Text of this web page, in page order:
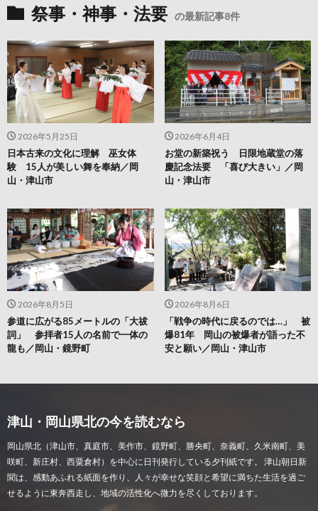
祭事・神事・法要 の最新記事8件
2026年8月6日
「戦争の時代に戻るのでは…」 被
爆81年 岡山の被爆者が語った不
安と願い／岡山・津山市
2026年8月5日
参道に広がる85メートルの「大祓
詞」 参拝者15人の名前で一体の
龍も／岡山・鏡野町
2026年6月4日
お堂の新築祝う 日限地蔵堂の落
慶記念法要 「喜び大きい」／岡
山・津山市
2026年5月25日
日本古来の文化に理解 巫女体
験 15人が美しい舞を奉納／岡
山・津山市
津山・岡山県北の今を読むなら
岡山県北（津山市、真庭市、美作市、鏡野町、勝央町、奈義町、久米南町、美
咲町、新庄村、西粟倉村）を中心に日刊発行している夕刊紙です。 津山朝日新
聞は、感動あふれる紙面を作り、人々が幸せな笑顔と希望に満ちた生活を過ご
せるように東奔西走し、地域の活性化へ微力を尽くしております。